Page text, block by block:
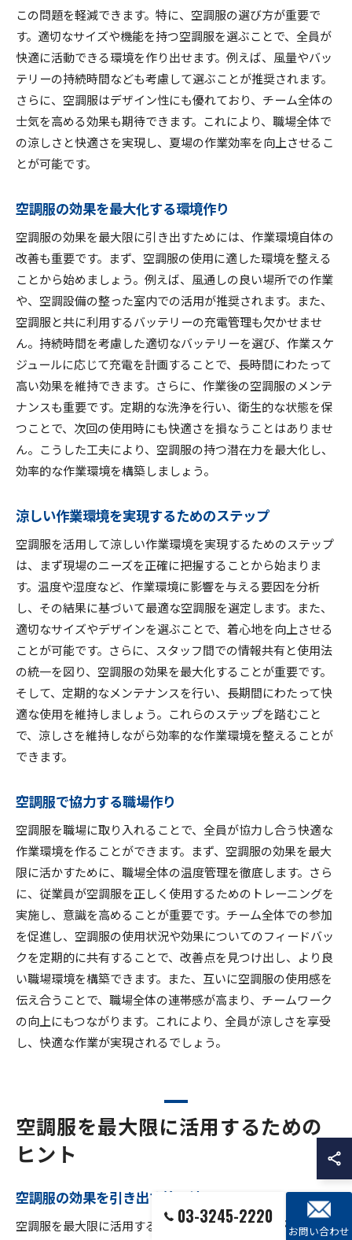
この問題を軽減できます。特に、空調服の選び方が重要で
す。適切なサイズや機能を持つ空調服を選ぶことで、全員が
快適に活動できる環境を作り出せます。例えば、風量やバッ
テリーの持続時間なども考慮して選ぶことが推奨されます。
さらに、空調服はデザイン性にも優れており、チーム全体の
士気を高める効果も期待できます。これにより、職場全体で
の涼しさと快適さを実現し、夏場の作業効率を向上させるこ
とが可能です。
空調服の効果を最大化する環境作り
空調服の効果を最大限に引き出すためには、作業環境自体の
改善も重要です。まず、空調服の使用に適した環境を整える
ことから始めましょう。例えば、風通しの良い場所での作業
や、空調設備の整った室内での活用が推奨されます。また、
空調服と共に利用するバッテリーの充電管理も欠かせませ
ん。持続時間を考慮した適切なバッテリーを選び、作業スケ
ジュールに応じて充電を計画することで、長時間にわたって
高い効果を維持できます。さらに、作業後の空調服のメンテ
ナンスも重要です。定期的な洗浄を行い、衛生的な状態を保
つことで、次回の使用時にも快適さを損なうことはありませ
ん。こうした工夫により、空調服の持つ潜在力を最大化し、
効率的な作業環境を構築しましょう。
涼しい作業環境を実現するためのステップ
空調服を活用して涼しい作業環境を実現するためのステップ
は、まず現場のニーズを正確に把握することから始まりま
す。温度や湿度など、作業環境に影響を与える要因を分析
し、その結果に基づいて最適な空調服を選定します。また、
適切なサイズやデザインを選ぶことで、着心地を向上させる
ことが可能です。さらに、スタッフ間での情報共有と使用法
の統一を図り、空調服の効果を最大化することが重要です。
そして、定期的なメンテナンスを行い、長期間にわたって快
適な使用を維持しましょう。これらのステップを踏むこと
で、涼しさを維持しながら効率的な作業環境を整えることが
できます。
空調服で協力する職場作り
空調服を職場に取り入れることで、全員が協力し合う快適な
作業環境を作ることができます。まず、空調服の効果を最大
限に活かすために、職場全体の温度管理を徹底します。さら
に、従業員が空調服を正しく使用するためのトレーニングを
実施し、意識を高めることが重要です。チーム全体での参加
を促進し、空調服の使用状況や効果についてのフィードバッ
クを定期的に共有することで、改善点を見つけ出し、より良
い職場環境を構築できます。また、互いに空調服の使用感を
伝え合うことで、職場全体の連帯感が高まり、チームワーク
の向上にもつながります。これにより、全員が涼しさを享受
し、快適な作業が実現されるでしょう。
空調服を最大限に活用するための
ヒント
空調服の効果を引き出す管理法
空調服を最大限に活用するためには、適切な管理が不可欠で
03-3245-2220
お問い合わせ